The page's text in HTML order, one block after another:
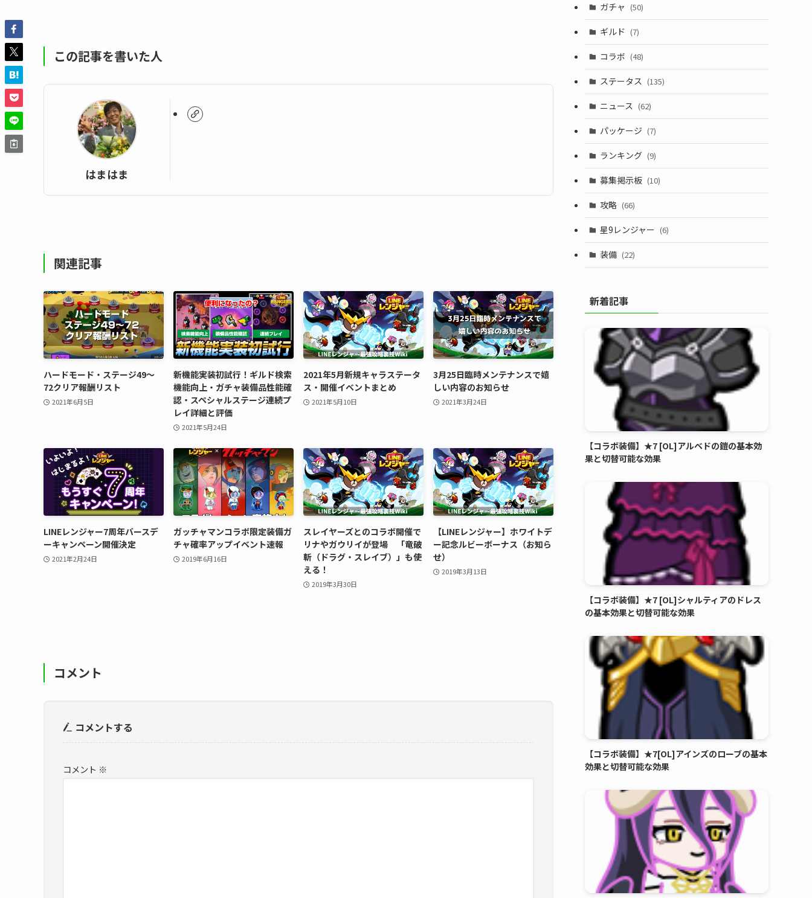
この記事を書いた人
はまはま
関連記事
ハードモード・ステージ49～
72クリア報酬リスト
2021年6月5日
新機能実装初試行！ギルド検索
機能向上・ガチャ装備品性能確
認・スペシャルステージ連続プ
レイ詳細と評価
2021年5月24日
2021年5月新規キャラステータ
ス・開催イベントまとめ
2021年5月10日
3月25日臨時メンテナンスで嬉
しい内容のお知らせ
2021年3月24日
LINEレンジャー7周年バースデ
ーキャンペーン開催決定
2021年2月24日
ガッチャマンコラボ限定装備ガ
チャ確率アップイベント速報
2019年6月16日
スレイヤーズとのコラボ開催で
リナやガウリイが登場 「竜破
斬（ドラグ・スレイブ）」も使
える！
2019年3月30日
【LINEレンジャー】ホワイトデ
ー記念ルビーボーナス（お知ら
せ）
2019年3月13日
コメント
コメントする
コメント ※
ガチャ (50)
ギルド (7)
コラボ (48)
ステータス (135)
ニュース (62)
パッケージ (7)
ランキング (9)
募集掲示板 (10)
攻略 (66)
星9レンジャー (6)
装備 (22)
新着記事
【コラボ装備】★7 [OL]アルベドの鎧の基本効
果と切替可能な効果
【コラボ装備】★7 [OL]シャルティアのドレス
の基本効果と切替可能な効果
【コラボ装備】★7[OL]アインズのローブの基本
効果と切替可能な効果